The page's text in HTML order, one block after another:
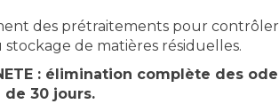
des prétraitements pour contrôler
stockage de matières résiduelles.
: élimination complète des
de 30 jours.